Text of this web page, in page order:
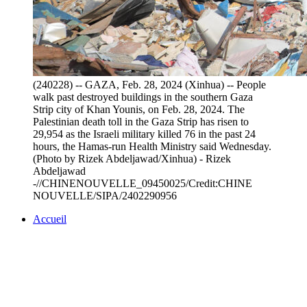
(240228) -- GAZA, Feb. 28, 2024 (Xinhua) -- People
walk past destroyed buildings in the southern Gaza
Strip city of Khan Younis, on Feb. 28, 2024. The
Palestinian death toll in the Gaza Strip has risen to
29,954 as the Israeli military killed 76 in the past 24
hours, the Hamas-run Health Ministry said Wednesday.
(Photo by Rizek Abdeljawad/Xinhua) - Rizek
Abdeljawad
-//CHINENOUVELLE_09450025/Credit:CHINE
NOUVELLE/SIPA/2402290956
Accueil